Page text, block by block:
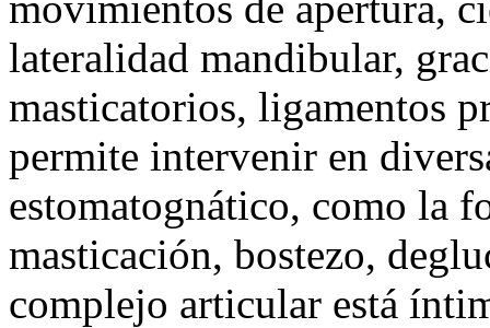
lateralidad mandibular,
masticatorios, ligamentos
permite intervenir en
estomatognático, como la
masticación, bostezo,
complejo articular está